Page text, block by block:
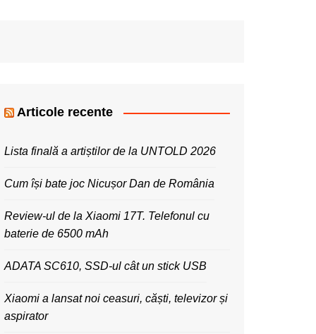
Articole recente
Lista finală a artiștilor de la UNTOLD 2026
Cum își bate joc Nicușor Dan de România
Review-ul de la Xiaomi 17T. Telefonul cu
baterie de 6500 mAh
ADATA SC610, SSD-ul cât un stick USB
Xiaomi a lansat noi ceasuri, căști, televizor și
aspirator